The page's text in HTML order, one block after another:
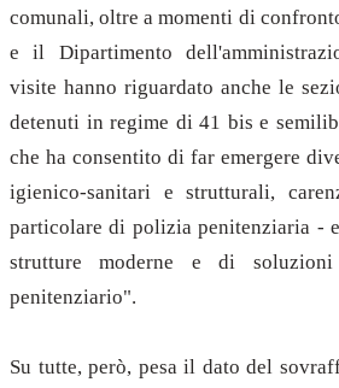
comunali, oltre a momenti di
e il Dipartimento
visite hanno riguardato anche le
detenuti in regime di 41 bis e
che ha consentito di far emergere
igienico-sanitari e strutturali,
particolare di polizia penitenziaria -
strutture moderne e di
penitenziario".
Su tutte, però, pesa il dato del